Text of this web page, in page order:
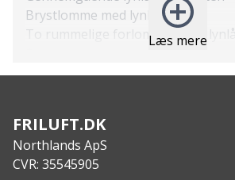
Læs mere
Brystlomme med lynlås
To rummelige forlommer med lynlås
Yderstof: 100% polyester
FRILUFT.DK
Northlands ApS
CVR: 35545905